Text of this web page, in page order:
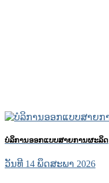
ບໍລິການອອກແບບສາຍການຜະລິດ
ວັນທີ 14 ພຶດສະພາ 2026